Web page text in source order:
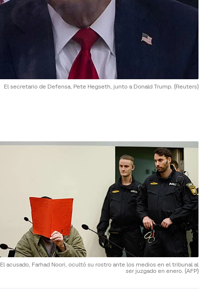
El secretario de Defensa, Pete Hegseth, junto a Donald Trump. (Reuters)
El acusado, Farhad Noori, ocultó su rostro ante los medios en el tribunal al
ser juzgado en enero. (AFP)